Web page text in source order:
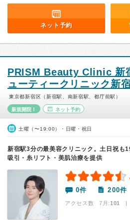
ネット予約
PRISM Beauty Clinic 新
ューティークリニック新
東京都新宿区（新宿駅、南新宿駅、都庁前駅）
新規開院！ ネット予約
土曜（〜19:00）・日曜・祝日
新宿駅3分の最美容クリニック。土日祝も
吸引・糸リフト・美肌治療を提供
0件 200件
アクセス数 7月:101 |